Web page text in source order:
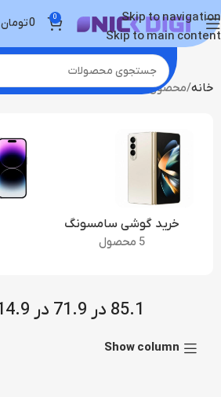
Skip to navigation
Skip to main content
0
0تومان
خانه محصول ابعاد 85.1 در 71.9 در 14.9 میلی‌متر (بسته)
خرید گوشی سامسونگ
5 محصول
85.1 در 71.9 در 14.9 میلی‌متر (بسته)
Show column